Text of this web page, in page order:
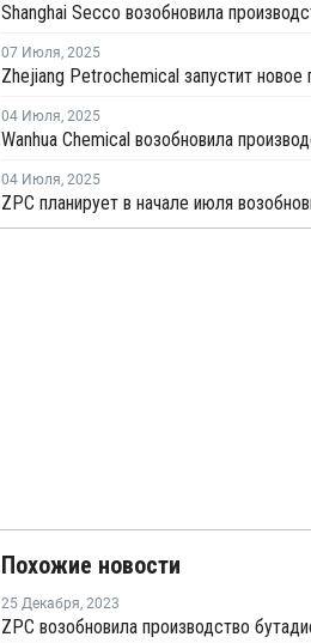
07 Июля, 2025
04 Июля, 2025
04 Июля, 2025
Похожие новости
25 Декабря, 2023